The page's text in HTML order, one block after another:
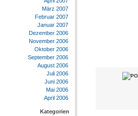
März 2007
Februar 2007
Januar 2007
Dezember 2006
November 2006
Oktober 2006
September 2006
August 2006
Juli 2006
Juni 2006
Mai 2006
April 2006
Kategorien